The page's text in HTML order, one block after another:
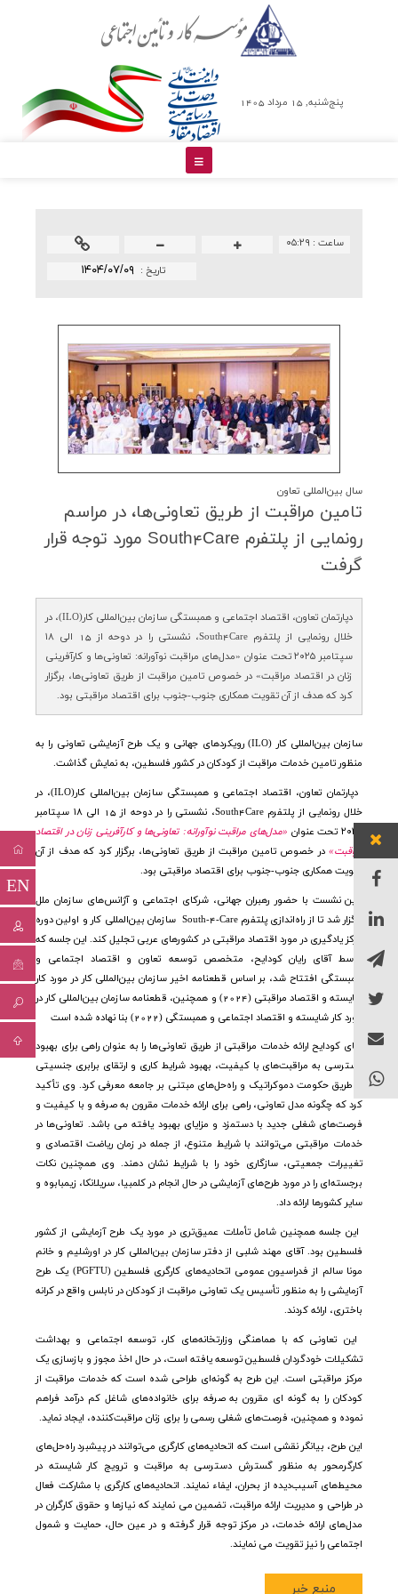
پنج‌شنبه, 15 مرداد 1405
EN
ساعت : ۰۵:۲۹
تاريخ : ۱۴۰۴/۰۷/۰۹
سال بین‌المللی تعاون
تامین مراقبت از طریق تعاونی‌ها، در مراسم
رونمایی از پلتفرم South4Care مورد توجه قرار
گرفت
دپارتمان تعاون، اقتصاد اجتماعی و همبستگی سازمان بین‌المللی کار(ILO)، در
خلال رونمایی از پلتفرم South4Care، نشستی را در دوحه از 15 الی ۱۸
سپتامبر ۲۰۲۵ تحت عنوان «مدل‌های مراقبت نوآورانه: تعاونی‌ها و کارآفرینی
زنان در اقتصاد مراقبت» در خصوص تامین مراقبت از طریق تعاونی‌ها، برگزار
کرد که هدف از آن تقویت همکاری جنوب-جنوب برای اقتصاد مراقبتی بود.
سازمان بین‌المللی کار (ILO)
رویکردهای جهانی و یک طرح آزمایشی تعاونی را به
منظور تامین خدمات مراقبت از کودکان در کشور فلسطین، به نمایش گذاشت.
دپارتمان تعاون، اقتصاد اجتماعی و همبستگی سازمان بین‌المللی کار(ILO)
، در
خلال رونمایی از پلتفرمSouth4Care
، نشستی را در دوحه از 15 الی ۱۸ سپتامبر
۲۰۲۵ تحت عنوان
«مدل‌های مراقبت نوآورانه: تعاونی‌ها و کارآفرینی زنان در اقتصاد
مراقبت» در خصوص تامین مراقبت از طریق تعاونی‌ها، برگزار کرد که هدف از آن
تقویت همکاری جنوب-جنوب برای اقتصاد مراقبتی بود.
این نشست با حضور رهبران جهانی، شرکای اجتماعی و آژانس‌های سازمان ملل
برگزار شد تا از راه‌اندازی پلتفرم South-4-Care
سازمان بین‌المللی کار و اولین دوره
مرکز یادگیری در مورد اقتصاد مراقبتی در کشورهای عربی تجلیل کند. این جلسه که
توسط آقای رایان کودایح، متخصص توسعه تعاون و اقتصاد اجتماعی و
همبستگی افتتاح شد، بر اساس قطعنامه اخیر سازمان بین‌المللی کار در مورد کار
شایسته و اقتصاد مراقبتی (2024) و همچنین، قطعنامه سازمان بین‌المللی کار در
مورد کار شایسته و اقتصاد اجتماعی و همبستگی (2022) بنا نهاده شد
ه است
آقای کودایح ارائه خدمات مراقبتی از طریق تعاونی‌ها را به عنوان راهی برای بهبود
دسترسی به مراقبت‌های با کیفیت، بهبود شرایط کاری و ارتقای برابری جنسیتی
از طریق حکومت دموکراتیک و راه‌حل‌های مبتنی بر جامعه معرفی کرد. وی تأکید
کرد که چگونه مدل تعاونی، راهی برای ارائه خدمات مقرون به صرفه و با کیفیت و
فرصت‌های شغلی جدید با دستمزد و مزایای بهبود یافته می باشد. تعاونی‌ها در
خدمات مراقبتی می‌توانند با شرایط متنوع، از جمله در زمان ریاضت اقتصادی و
تغییرات جمعیتی، سازگاری خود را با شرایط نشان دهند. وی همچنین نکات
برجسته‌ای را در مورد طرح‌های آزمایشی در حال انجام در کلمبیا، سریلانکا، زیمبابوه و
سایر کشورها ارائه داد.
این جلسه همچنین شامل تأملات عمیق‌تری در مورد یک طرح آزمایشی از کشور
فلسطین بود. آقای مهند شلبی از دفتر سازمان بین‌المللی کار در اورشلیم و خانم
مونا سالم از فدراسیون عمومی اتحادیه‌های کارگری فلسطین (PGFTU)
یک طرح
آزمایشی را به منظور تأسیس یک تعاونی مراقبت از کودکان در نابلس واقع در کرانه
باختری، ارائه کردند.
این تعاونی که با هماهنگی وزارتخانه‌های کار، توسعه اجتماعی و بهداشت
تشکیلات خودگردان فلسطین توسعه یافته است، در حال اخذ مجوز و بازسازی یک
مرکز مراقبتی است. این طرح به گونه‌ای طراحی شده است که خدمات مراقبت از
کودکان را به گونه ای مقرون به صرفه برای خانواده‌های شاغل کم درآمد فراهم
نموده و همچنین، فرصت‌های شغلی رسمی را برای زنان مراقبت‌کننده، ایجاد نماید.
این طرح، بیانگر نقشی است که اتحادیه‌های کارگری می‌توانند در پیشبرد راه‌حل‌های
کارگرمحور به منظور گسترش دسترسی به مراقبت و ترویج کار شایسته در
محیط‌های آسیب‌دیده از بحران، ایفاء نمایند. اتحادیه‌های کارگری با مشارکت فعال
در طراحی و مدیریت ارائه مراقبت، تضمین می نمایند که نیازها و حقوق کارگران در
مدل‌های ارائه خدمات، در مرکز توجه قرار گرفته و در عین حال، حمایت و شمول
اجتماعی را نیز تقویت می نمایند.
منبع خبر